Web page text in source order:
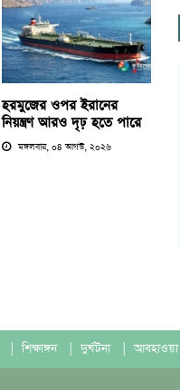
হরমুজের ওপর ইরানের
নিয়ন্ত্রণ আরও দৃঢ় হতে পারে
মঙ্গলবার, ০৪ আগস্ট, ২০২৬
শিক্ষাঙ্গন দুর্ঘটনা আবহাওয়া